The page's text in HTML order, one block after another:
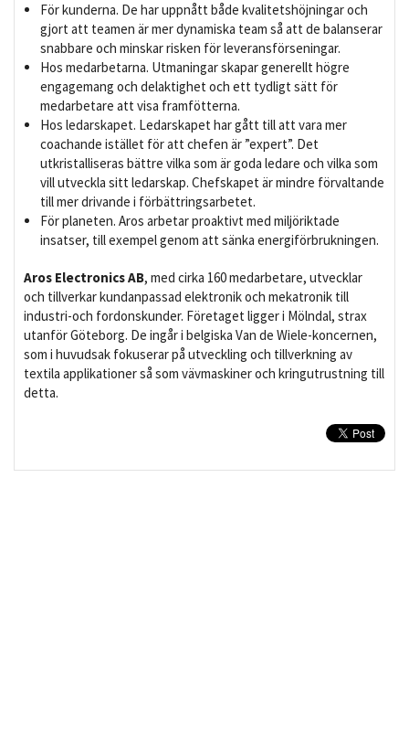
För kunderna. De har uppnått både kvalitetshöjningar och
gjort att teamen är mer dynamiska team så att de balanserar
snabbare och minskar risken för leveransförseningar.
Hos medarbetarna. Utmaningar skapar generellt högre
engagemang och delaktighet och ett tydligt sätt för
medarbetare att visa framfötterna.
Hos ledarskapet. Ledarskapet har gått till att vara mer
coachande istället för att chefen är ”expert”. Det
utkristalliseras bättre vilka som är goda ledare och vilka som
vill utveckla sitt ledarskap. Chefskapet är mindre förvaltande
till mer drivande i förbättringsarbetet.
För planeten. Aros arbetar proaktivt med miljöriktade
insatser, till exempel genom att sänka energiförbrukningen.
Aros Electronics AB, med cirka 160 medarbetare, utvecklar
och tillverkar kundanpassad elektronik och mekatronik till
industri-och fordonskunder. Företaget ligger i Mölndal, strax
utanför Göteborg. De ingår i belgiska Van de Wiele-koncernen,
som i huvudsak fokuserar på utveckling och tillverkning av
textila applikationer så som vävmaskiner och kringutrustning till
detta.